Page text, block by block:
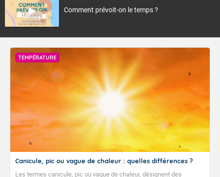
Comment prévoit-on le temps ?
TEMPÉRATURE
Canicule, pic ou vague de chaleur : quelles différences ?
Les termes canicule, pic ou vague de chaleur, désignent des